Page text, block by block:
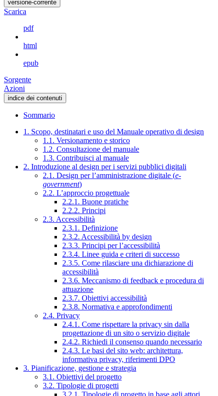
versione-corrente
Scarica
pdf
html
epub
Sorgente
Azioni
indice dei contenuti
Sommario
1. Scopo, destinatari e uso del Manuale operativo di design
1.1. Versionamento e storico
1.2. Consultazione del manuale
1.3. Contribuisci al manuale
2. Introduzione al design per i servizi pubblici digitali
2.1. Design per l’amministrazione digitale (e-
government)
2.2. L’approccio progettuale
2.2.1. Buone pratiche
2.2.2. Principi
2.3. Accessibilità
2.3.1. Definizione
2.3.2. Accessibilità by design
2.3.3. Principi per l’accessibilità
2.3.4. Linee guida e criteri di successo
2.3.5. Come rilasciare una dichiarazione di
accessibilità
2.3.6. Meccanismo di feedback e procedura di
attuazione
2.3.7. Obiettivi accessibilità
2.3.8. Normativa e approfondimenti
2.4. Privacy
2.4.1. Come rispettare la privacy sin dalla
progettazione di un sito o servizio digitale
2.4.2. Richiedi il consenso quando necessario
2.4.3. Le basi del sito web: architettura,
informativa privacy, riferimenti DPO
3. Pianificazione, gestione e strategia
3.1. Obiettivi del progetto
3.2. Tipologie di progetti
3.2.1. Tipologie di progetto in base agli attori